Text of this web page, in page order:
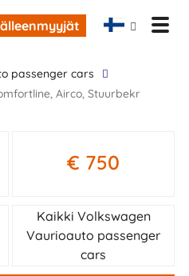
passenger cars
Airco, Stuurbekr
€ 750
Kaikki Volkswagen
Vaurioauto passenger
cars